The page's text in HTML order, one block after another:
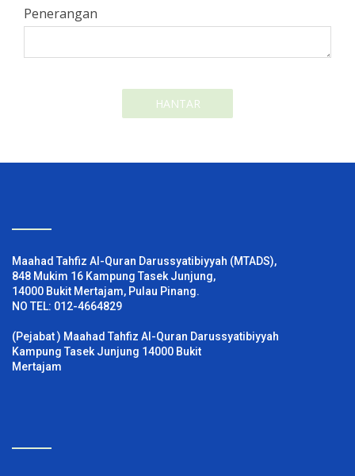
Penerangan
HANTAR
Maahad Tahfiz Al-Quran Darussyatibiyyah (MTADS),
848 Mukim 16 Kampung Tasek Junjung,
14000 Bukit Mertajam, Pulau Pinang.
NO TEL: 012-4664829
(Pejabat ) Maahad Tahfiz Al-Quran Darussyatibiyyah
Kampung Tasek Junjung 14000 Bukit
Mertajam